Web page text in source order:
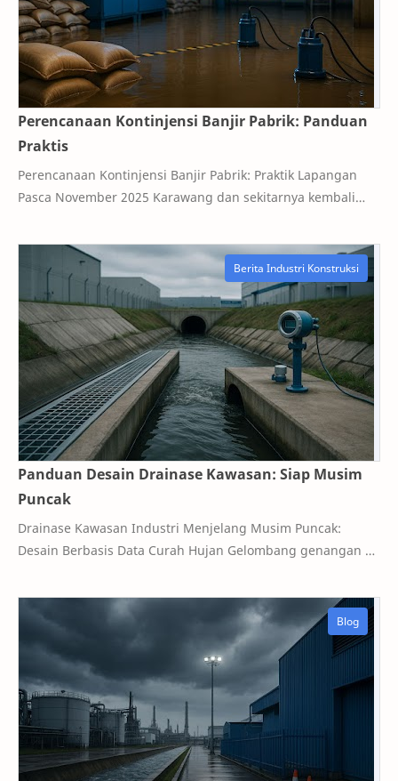
Perencanaan Kontinjensi Banjir Pabrik: Panduan
Praktis
Perencanaan Kontinjensi Banjir Pabrik: Praktik Lapangan
Pasca November 2025 Karawang dan sekitarnya kembali
Panduan Desain Drainase Kawasan: Siap Musim
Puncak
Drainase Kawasan Industri Menjelang Musim Puncak:
Desain Berbasis Data Curah Hujan Gelombang genangan di